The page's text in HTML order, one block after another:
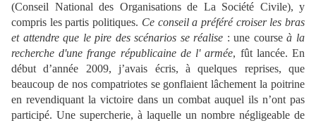
(Conseil National des Organisations de La Société Civile), y
compris les partis politiques. Ce conseil a préféré croiser les bras
et attendre que le pire des scénarios se réalise : une courseà la
recherche d'une frange républicaine de l' armée, fût lancée. En
début d’année 2009, j’avais écris, à quelques reprises, que
beaucoup de nos compatriotes se gonflaient lâchement la poitrine
en revendiquant la victoire dans un combat auquel ils n’ont pas
participé. Une supercherie, à laquelle un nombre négligeable de